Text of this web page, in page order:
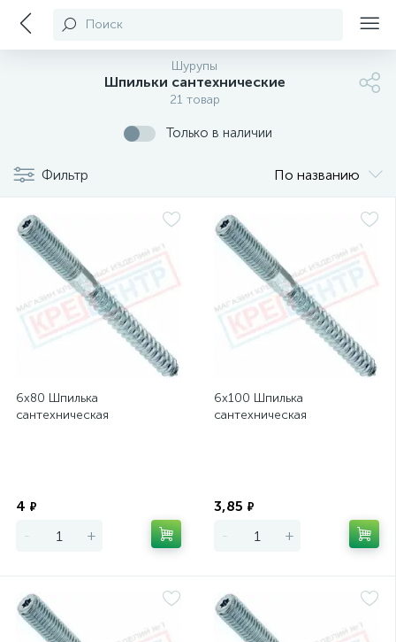
Поиск
Шурупы
Шпильки сантехнические
21 товар
Только в наличии
Фильтр По названию
6х80 Шпилька
сантехническая
4 ₽
- +
6х100 Шпилька
сантехническая
3,85 ₽
- +